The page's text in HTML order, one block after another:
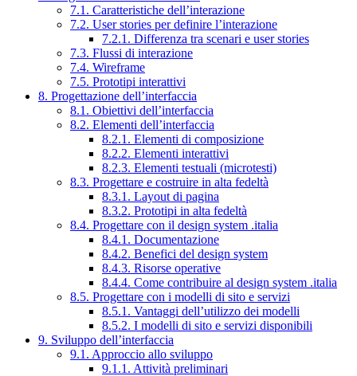
7.1. Caratteristiche dell’interazione
7.2. User stories per definire l’interazione
7.2.1. Differenza tra scenari e user stories
7.3. Flussi di interazione
7.4. Wireframe
7.5. Prototipi interattivi
8. Progettazione dell’interfaccia
8.1. Obiettivi dell’interfaccia
8.2. Elementi dell’interfaccia
8.2.1. Elementi di composizione
8.2.2. Elementi interattivi
8.2.3. Elementi testuali (microtesti)
8.3. Progettare e costruire in alta fedeltà
8.3.1. Layout di pagina
8.3.2. Prototipi in alta fedeltà
8.4. Progettare con il design system .italia
8.4.1. Documentazione
8.4.2. Benefici del design system
8.4.3. Risorse operative
8.4.4. Come contribuire al design system .italia
8.5. Progettare con i modelli di sito e servizi
8.5.1. Vantaggi dell’utilizzo dei modelli
8.5.2. I modelli di sito e servizi disponibili
9. Sviluppo dell’interfaccia
9.1. Approccio allo sviluppo
9.1.1. Attività preliminari